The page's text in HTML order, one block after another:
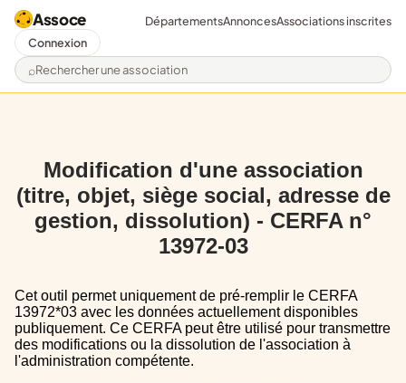
Assoce
Rechercher une association
DépartementsAnnoncesAssociations inscrites
Connexion
Modification d'une association
(titre, objet, siège social, adresse de
gestion, dissolution) - CERFA n°
13972-03
Cet outil permet uniquement de pré-remplir le CERFA
13972*03 avec les données actuellement disponibles
publiquement. Ce CERFA peut être utilisé pour transmettre
des modifications ou la dissolution de l'association à
l'administration compétente.